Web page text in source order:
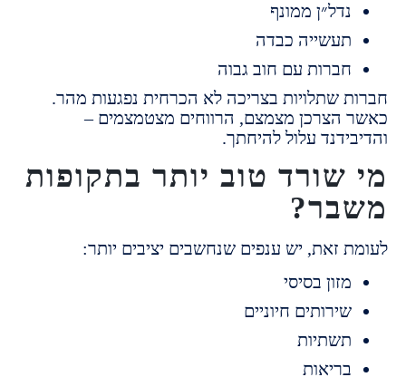
נדל״ן ממונף
תעשייה כבדה
חברות עם חוב גבוה
שתלויות בצריכה לא הכרחית נפגעות מהר.
הצרכן מצמצם, הרווחים מצטמצמים –
עלול להיחתך.
טוב יותר בתקופות
זאת, יש ענפים שנחשבים יציבים יותר:
מזון בסיסי
שירותים חיוניים
תשתיות
בריאות